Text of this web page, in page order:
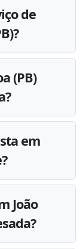
de
(PB)
em
João